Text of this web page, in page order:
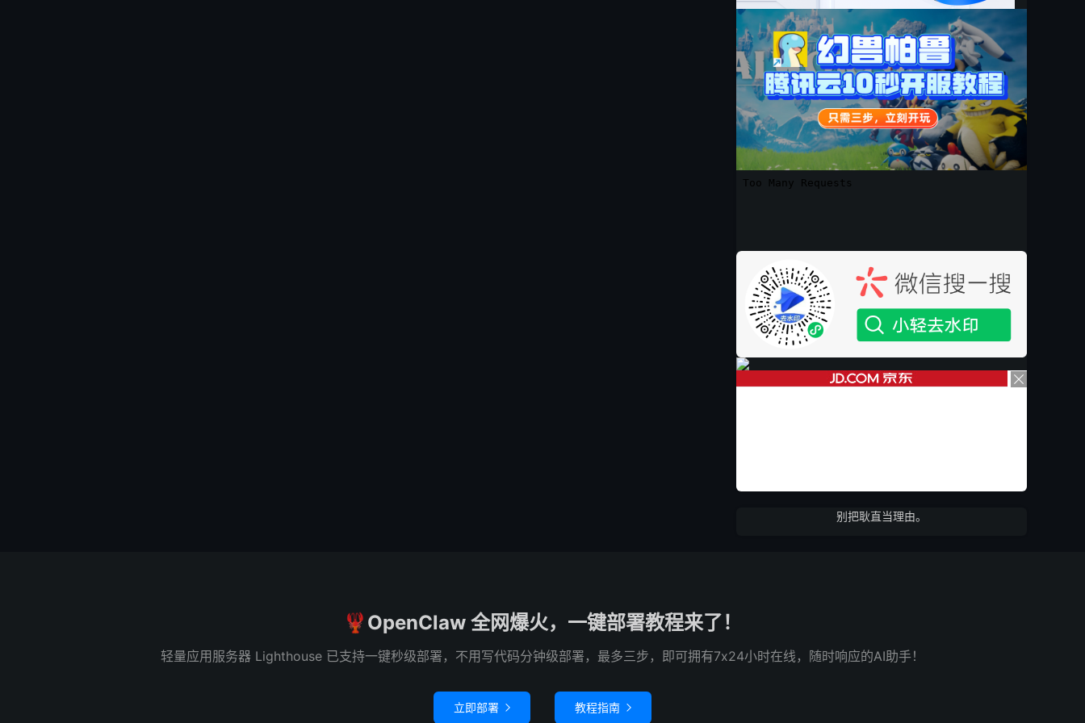
别把耿直当理由。
🦞OpenClaw 全网爆火，一键部署教程来了！
轻量应用服务器 Lighthouse 已支持一键秒级部署，不用写代码分钟级部署，最多三步，即可拥有7x24小时在线，随时响应的AI助手！
立即部署  教程指南 